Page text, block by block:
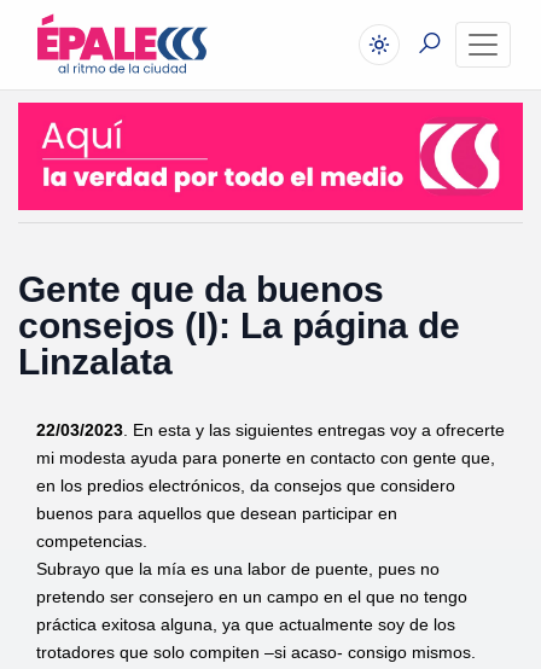
Gente que da buenos
consejos (I): La página de
Linzalata
22/03/2023 . En esta y las siguientes entregas voy a ofrecerte
mi modesta ayuda para ponerte en contacto con gente que,
en los predios electrónicos, da consejos que considero
buenos para aquellos que desean participar en
competencias.
Subrayo que la mía es una labor de puente, pues no
pretendo ser consejero en un campo en el que no tengo
práctica exitosa alguna, ya que actualmente soy de los
trotadores que solo compiten –si acaso- consigo mismos.